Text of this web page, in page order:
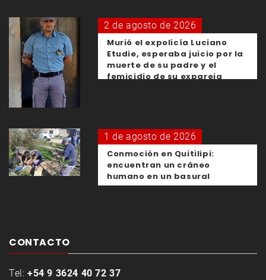
2 de agosto de 2026
Murió el expolicía Luciano
Etudie, esperaba juicio por la
muerte de su padre y el
femicidio de su expareja
1 de agosto de 2026
Conmoción en Quitilipi:
encuentran un cráneo
humano en un basural
CONTACTO
Tel: +54 9 3624 40 72 37